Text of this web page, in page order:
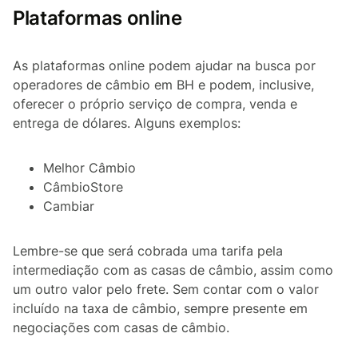
Plataformas online
As plataformas online podem ajudar na busca por
operadores de câmbio em BH e podem, inclusive,
oferecer o próprio serviço de compra, venda e
entrega de dólares. Alguns exemplos:
Melhor Câmbio
CâmbioStore
Cambiar
Lembre-se que será cobrada uma tarifa pela
intermediação com as casas de câmbio, assim como
um outro valor pelo frete. Sem contar com o valor
incluído na taxa de câmbio, sempre presente em
negociações com casas de câmbio.